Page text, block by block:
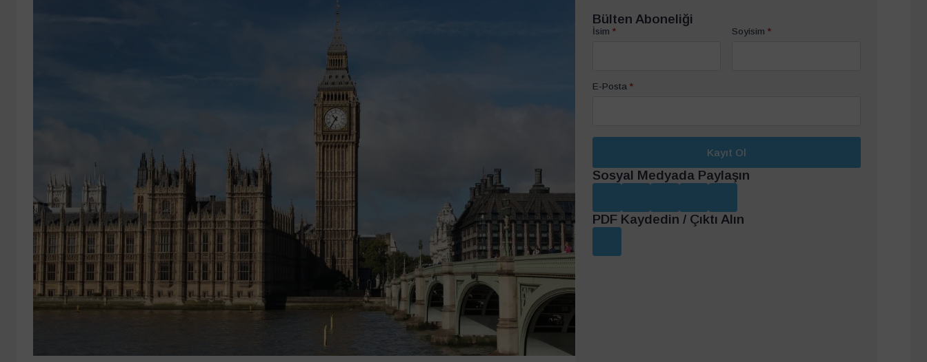
Bülten Aboneliği
İsim * Soyisim *
E-Posta *
Kayıt Ol
Sosyal Medyada Paylaşın
PDF Kaydedin / Çıktı Alın